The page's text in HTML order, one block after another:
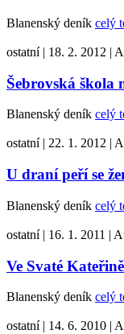
Blanenský deník celý
ostatní | 18. 2. 2012 |
Šebrovská škola
Blanenský deník celý
ostatní | 22. 1. 2012 |
U draní peří se
Blanenský deník celý
ostatní | 16. 1. 2011 |
Ve Svaté
Blanenský deník celý
ostatní | 14. 6. 2010 |